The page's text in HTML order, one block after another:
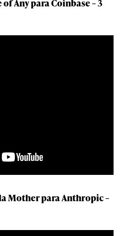
Any para Coinbase – 3
Mother para Anthropic –